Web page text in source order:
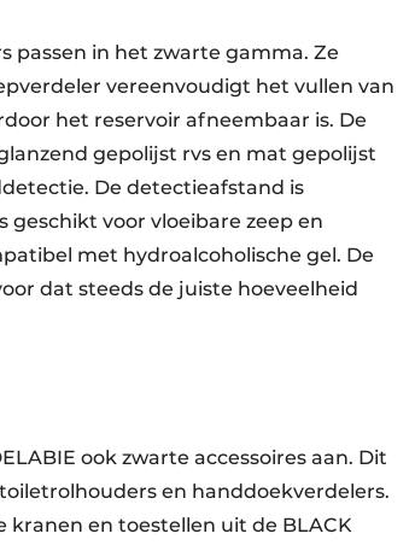
passen in het zwarte gamma. Ze
vereenvoudigt het vullen van
het reservoir afneembaar is. De
gepolijst rvs en mat gepolijst
De detectieafstand is
geschikt voor vloeibare zeep en
met hydroalcoholische gel. De
dat steeds de juiste hoeveelheid
ook zwarte accessoires aan. Dit
en handdoekverdelers.
en toestellen uit de BLACK